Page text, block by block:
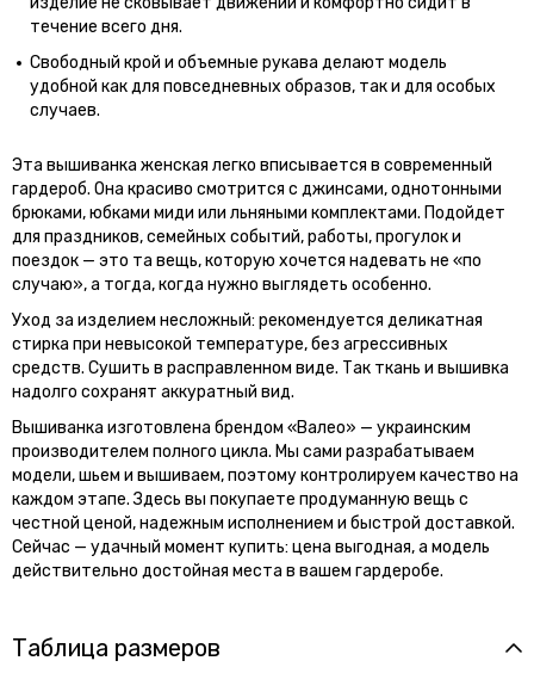
течение всего дня.
Свободный крой и объемные рукава делают модель
удобной как для повседневных образов, так и для особых
случаев.
Эта вышиванка женская легко вписывается в современный
гардероб. Она красиво смотрится с джинсами, однотонными
брюками, юбками миди или льняными комплектами. Подойдет
для праздников, семейных событий, работы, прогулок и
поездок — это та вещь, которую хочется надевать не «по
случаю», а тогда, когда нужно выглядеть особенно.
Уход за изделием несложный: рекомендуется деликатная
стирка при невысокой температуре, без агрессивных
средств. Сушить в расправленном виде. Так ткань и вышивка
надолго сохранят аккуратный вид.
Вышиванка изготовлена брендом «Валео» — украинским
производителем полного цикла. Мы сами разрабатываем
модели, шьем и вышиваем, поэтому контролируем качество на
каждом этапе. Здесь вы покупаете продуманную вещь с
честной ценой, надежным исполнением и быстрой доставкой.
Сейчас — удачный момент купить: цена выгодная, а модель
действительно достойная места в вашем гардеробе.
Таблица размеров